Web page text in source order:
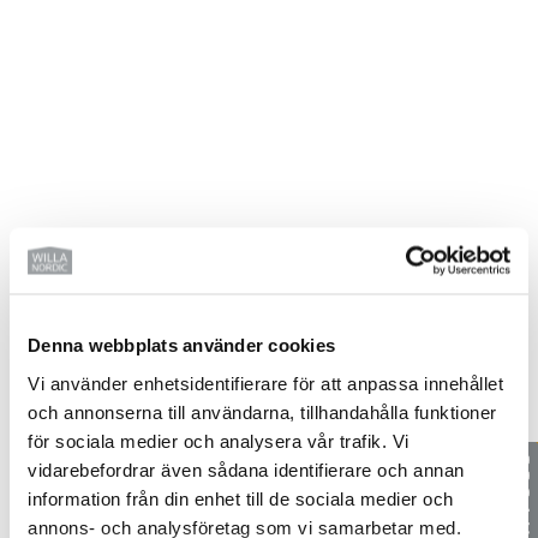
Denna webbplats använder cookies
Vi använder enhetsidentifierare för att anpassa innehållet
och annonserna till användarna, tillhandahålla funktioner
för sociala medier och analysera vår trafik. Vi
vidarebefordrar även sådana identifierare och annan
information från din enhet till de sociala medier och
annons- och analysföretag som vi samarbetar med.
WILLA NORDIC?
Beställ vårt kostnadsfria magasin här